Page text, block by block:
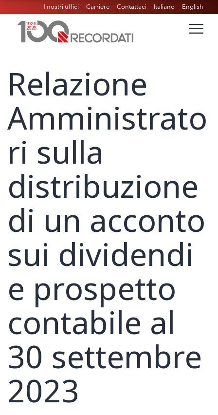
I nostri uffici Carriere Contattaci Italiano English
Relazione
Amministrato
ri sulla
distribuzione
di un acconto
sui dividendi
e prospetto
contabile al
30 settembre
2023